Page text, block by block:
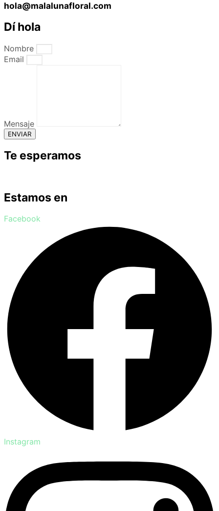
hola@malalunafloral.com
Dí hola
Nombre
Email
Mensaje
ENVIAR
Te esperamos
Estamos en
Facebook
Instagram